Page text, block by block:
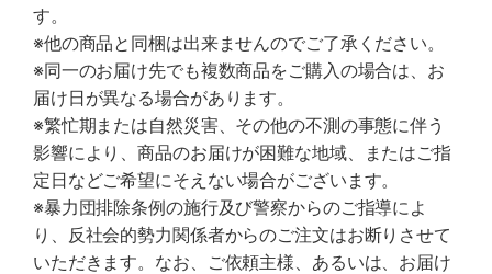
す。
※他の商品と同梱は出来ませんのでご了承ください。
※同一のお届け先でも複数商品をご購入の場合は、お
届け日が異なる場合があります。
※繁忙期または自然災害、その他の不測の事態に伴う
影響により、商品のお届けが困難な地域、またはご指
定日などご希望にそえない場合がございます。
※暴力団排除条例の施行及び警察からのご指導によ
り、反社会的勢力関係者からのご注文はお断りさせて
いただきます。なお、ご依頼主様、あるいは、お届け